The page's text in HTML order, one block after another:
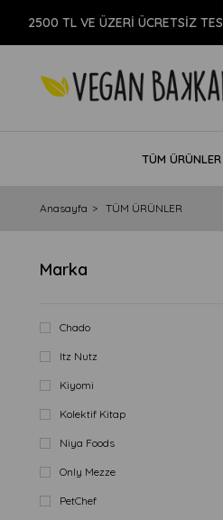
TL VE ÜZERİ ÜCRETSİZ TESLİMAT
TÜM ÜRÜNLER
Anasayfa TÜM ÜRÜNLER
Marka
Chado
Itz Nutz
Kiyomi
Kolektif Kitap
Niya Foods
Only Mezze
PetChef